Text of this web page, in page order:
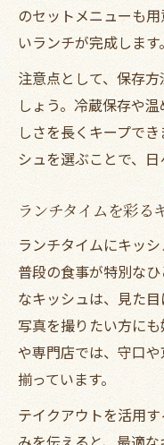
のセットメニューも
いランチが完成します。
注意点として、保存
しょう。冷蔵保存や
しさを長くキープで
シュを選ぶことで、日
ランチタイムを彩る
ランチタイムにキッ
普段の食事が特別な
なキッシュは、見た
写真を撮りたい方に
や専門店では、守口
揃っています。
テイクアウトを活用